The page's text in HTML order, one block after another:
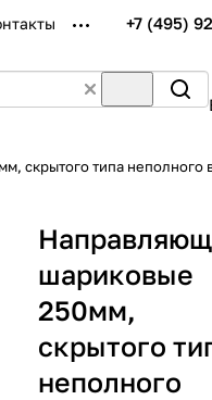
+7 (495)
скрытого типа неполного
шариковые
250мм,
скрытого
неполного